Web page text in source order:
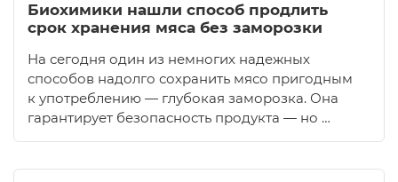
Биохимики нашли способ продлить
срок хранения мяса без заморозки
На сегодня один из немногих надежных
способов надолго сохранить мясо пригодным
к употреблению — глубокая заморозка. Она
гарантирует безопасность продукта — но …